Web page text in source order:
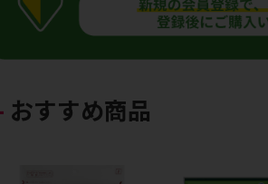
おすすめ商品